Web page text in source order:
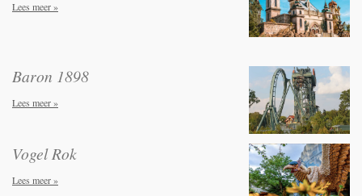
Lees meer »
Baron 1898
Lees meer »
Vogel Rok
Lees meer »